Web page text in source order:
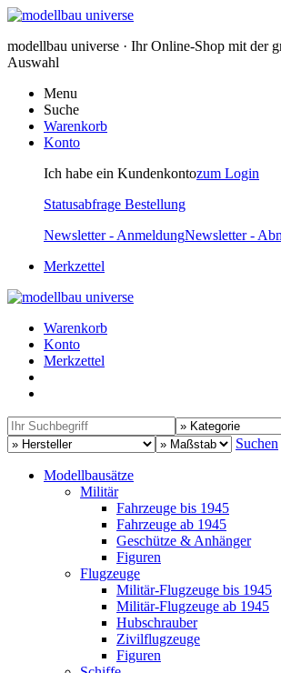
modellbau universe · Ihr Online-Shop mit der
Auswahl
Menu
Suche
Warenkorb
Konto
Ich habe ein Kundenkontozum Login
Statusabfrage Bestellung
Newsletter - AnmeldungNewsletter -
Merkzettel
Warenkorb
Konto
Merkzettel
Suchen
Modellbausätze
Militär
Fahrzeuge bis 1945
Fahrzeuge ab 1945
Geschütze & Anhänger
Figuren
Flugzeuge
Militär-Flugzeuge bis 1945
Militär-Flugzeuge ab 1945
Hubschrauber
Zivilflugzeuge
Figuren